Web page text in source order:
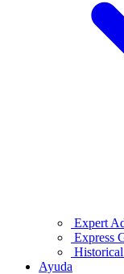
Expert
Express
Ayuda